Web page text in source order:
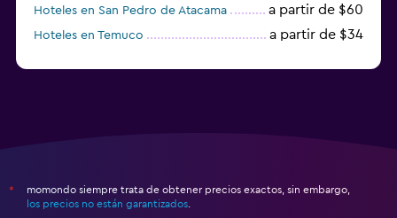
Hoteles en San Pedro de Atacama a partir de $60
Hoteles en Temuco a partir de $34
*
momondo siempre trata de obtener precios exactos, sin embargo,
los precios no están garantizados